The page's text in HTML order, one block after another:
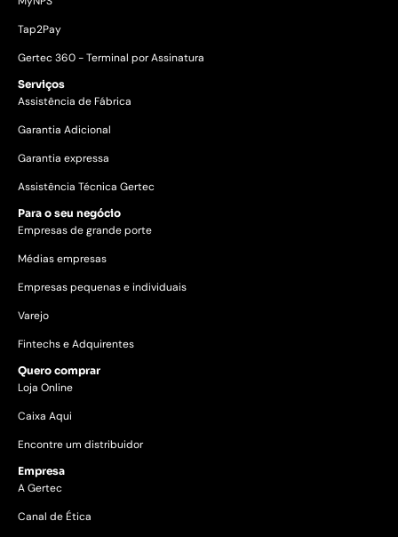
Tap2Pay
Gertec 360 - Terminal por Assinatura
Serviços
Assistência de Fábrica
Garantia Adicional
Garantia expressa
Assistência Técnica Gertec
Para o seu negócio
Empresas de grande porte
Médias empresas
Empresas pequenas e individuais
Varejo
Fintechs e Adquirentes
Quero comprar
Loja Online
Caixa Aqui
Encontre um distribuidor
Empresa
A Gertec
Canal de Ética